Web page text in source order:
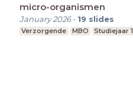
micro-organismen
January 2026- 19 slides
Verzorgende MBO Studiejaar 1